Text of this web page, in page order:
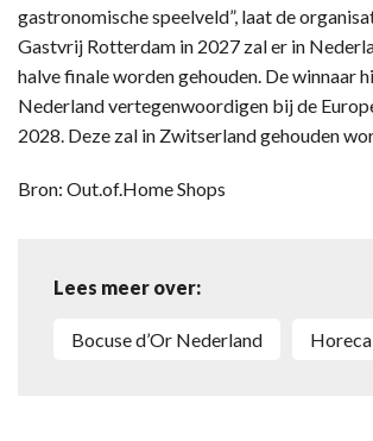
gastronomische speelveld”, laat de
Gastvrij Rotterdam in 2027 zal er in
halve finale worden gehouden. De winnaar
Nederland vertegenwoordigen bij de
2028. Deze zal in Zwitserland gehouden
Bron: Out.of.Home Shops
Lees meer over:
Bocuse d’Or Nederland Horeca